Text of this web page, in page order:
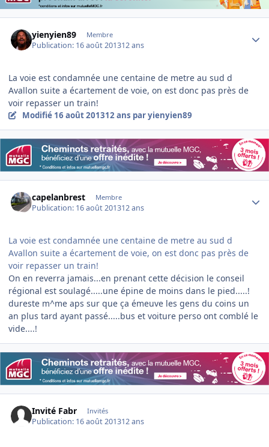
yienyien89 Membre
Publication: 16 août 201312 ans
La voie est condamnée une centaine de metre au sud d
Avallon suite a écartement de voie, on est donc pas près de
voir repasser un train!
Modifié 16 août 201312 ans par yienyien89
capelanbrest Membre
Publication: 16 août 201312 ans
La voie est condamnée une centaine de metre au sud d
Avallon suite a écartement de voie, on est donc pas près de
voir repasser un train!
On en reverra jamais...en prenant cette décision le conseil
régional est soulagé.....une épine de moins dans le pied.....!
dureste m^me aps sur que ça émeuve les gens du coins un
an plus tard ayant passé.....bus et voiture perso ont comblé le
vide....!
Invité Fabr Invités
Publication: 16 août 201312 ans